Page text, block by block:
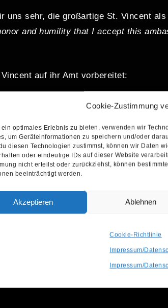
Cookie-Zustimmung
ein optimales Erlebnis zu bieten, verwenden wir
um Geräteinformationen zu speichern und/oder
diesen Technologien zustimmst, können wir Daten
oder eindeutige IDs auf dieser Website
nicht erteilst oder zurückziehst, können
beeinträchtigt werden.
Akzeptieren Ablehnen
Cookie-Richtlinie
Impressum/
Impressum/
uns sehr, die großartige St. Vincent
and humility that I accept this
auf ihr Amt vorbereitet: